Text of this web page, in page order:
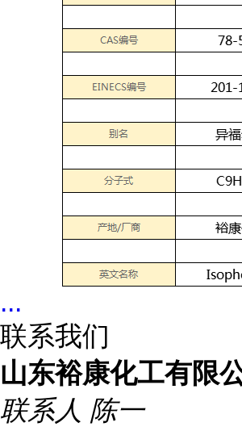
...
联系我们
山东裕康化工有限
联系人 陈一